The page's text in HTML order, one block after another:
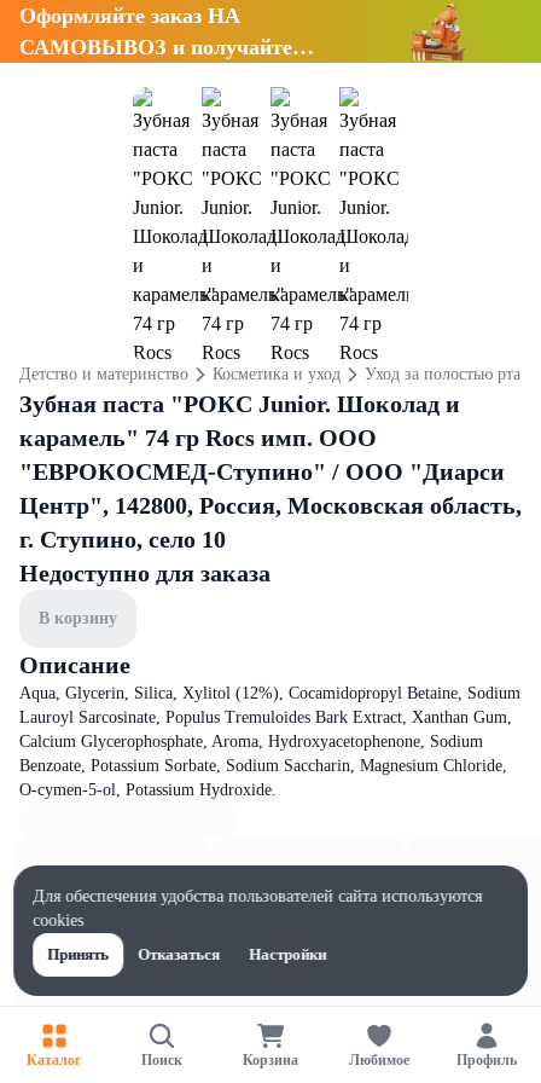
Оформляйте заказ НА
САМОВЫВОЗ и получайте
Детство и материнство Косметика и уход Уход за полостью рта
Зубная паста "РОКС Junior. Шоколад и
карамель" 74 гр Rocs имп. OOO
"ЕВРОКОСМЕД-Ступино" / ООО "Диарси
Центр", 142800, Россия, Московская область,
г. Ступино, село 10
Недоступно для заказа
В корзину
Описание
Aqua, Glycerin, Silica, Xylitol (12%), Cocamidopropyl Betaine, Sodium
Lauroyl Sarcosinate, Populus Tremuloides Bark Extract, Xanthan Gum,
Calcium Glycerophosphate, Aroma, Hydroxyacetophenone, Sodium
Benzoate, Potassium Sorbate, Sodium Saccharin, Magnesium Chloride,
O-cymen-5-ol, Potassium Hydroxide.
Каталог Поиск Корзина Любимое Профиль
Для обеспечения удобства пользователей сайта используются
cookies
Принять
Отказаться Настройки